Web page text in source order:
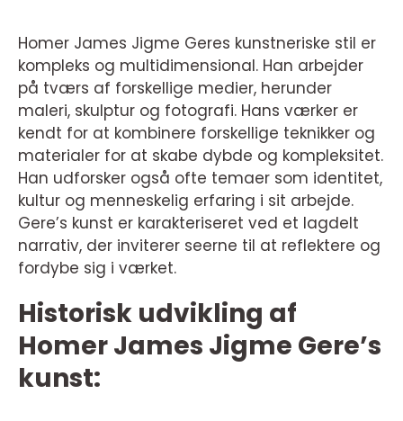
Homer James Jigme Geres kunstneriske stil er
kompleks og multidimensional. Han arbejder
på tværs af forskellige medier, herunder
maleri, skulptur og fotografi. Hans værker er
kendt for at kombinere forskellige teknikker og
materialer for at skabe dybde og kompleksitet.
Han udforsker også ofte temaer som identitet,
kultur og menneskelig erfaring i sit arbejde.
Gere’s kunst er karakteriseret ved et lagdelt
narrativ, der inviterer seerne til at reflektere og
fordybe sig i værket.
Historisk udvikling af
Homer James Jigme Gere’s
kunst: